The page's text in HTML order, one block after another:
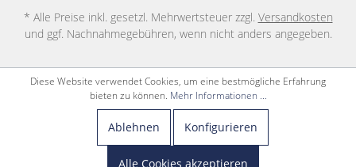
* Alle Preise inkl. gesetzl. Mehrwertsteuer zzgl. Versandkosten
und ggf. Nachnahmegebühren, wenn nicht anders angegeben.
Diese Website verwendet Cookies, um eine bestmögliche Erfahrung
bieten zu können. Mehr Informationen ...
Ablehnen Konfigurieren
Alle Cookies akzeptieren